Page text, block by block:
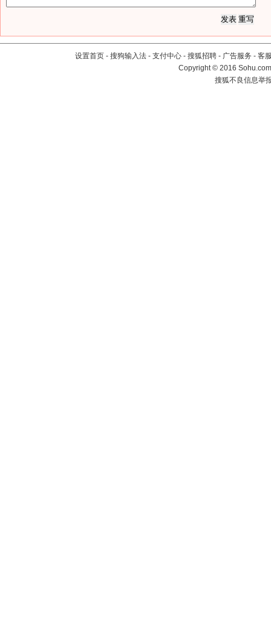
设置首页 - 搜狗输入法 - 支付中心 - 搜狐招聘 - 广告服务 - 客
Copyright©2016
搜狐不良信息举